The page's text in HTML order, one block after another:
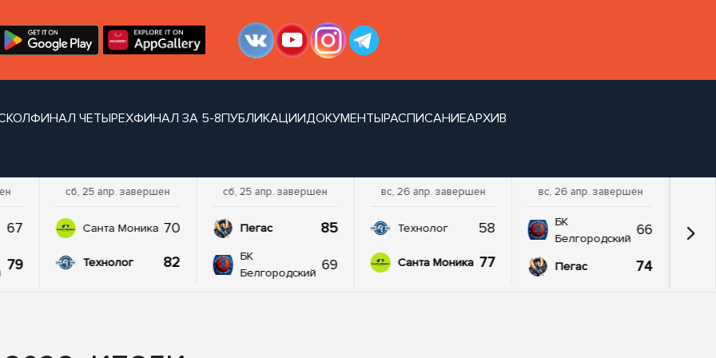
ФИНАЛ ЧЕТЫРЕХФИНАЛ ЗА 5-8ПУБЛИКАЦИИДОКУМЕНТЫРАСПИСАНИЕАРХИВ
67
79
сб, 25 апр. завершен
Санта Моника 70
Технолог 82
сб, 25 апр. завершен
Пегас 85
БК
Белгородский 69
вс, 26 апр. завершен
Технолог 58
Санта Моника 77
вс, 26 апр. завершен
БК
Белгородский 66
Пегас 74